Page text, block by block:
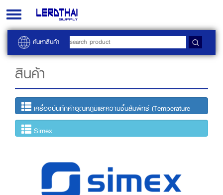
Toggle
navigation
ค้นหาสินค้า
สินค้า
เครื่องบันทึกค่าอุณหภูมิและความชื้นสัมพัทธ์ (Temperature
and humidity data logger)
Simex